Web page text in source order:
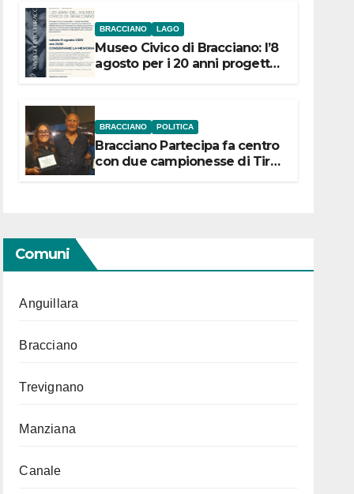
BRACCIANO LAGO
Museo Civico di Bracciano: l’8
agosto per i 20 anni progetto
BRACCIANO POLITICA
Bracciano Partecipa fa centro
con due campionesse di Tiro
Comuni
Anguillara
Bracciano
Trevignano
Manziana
Canale